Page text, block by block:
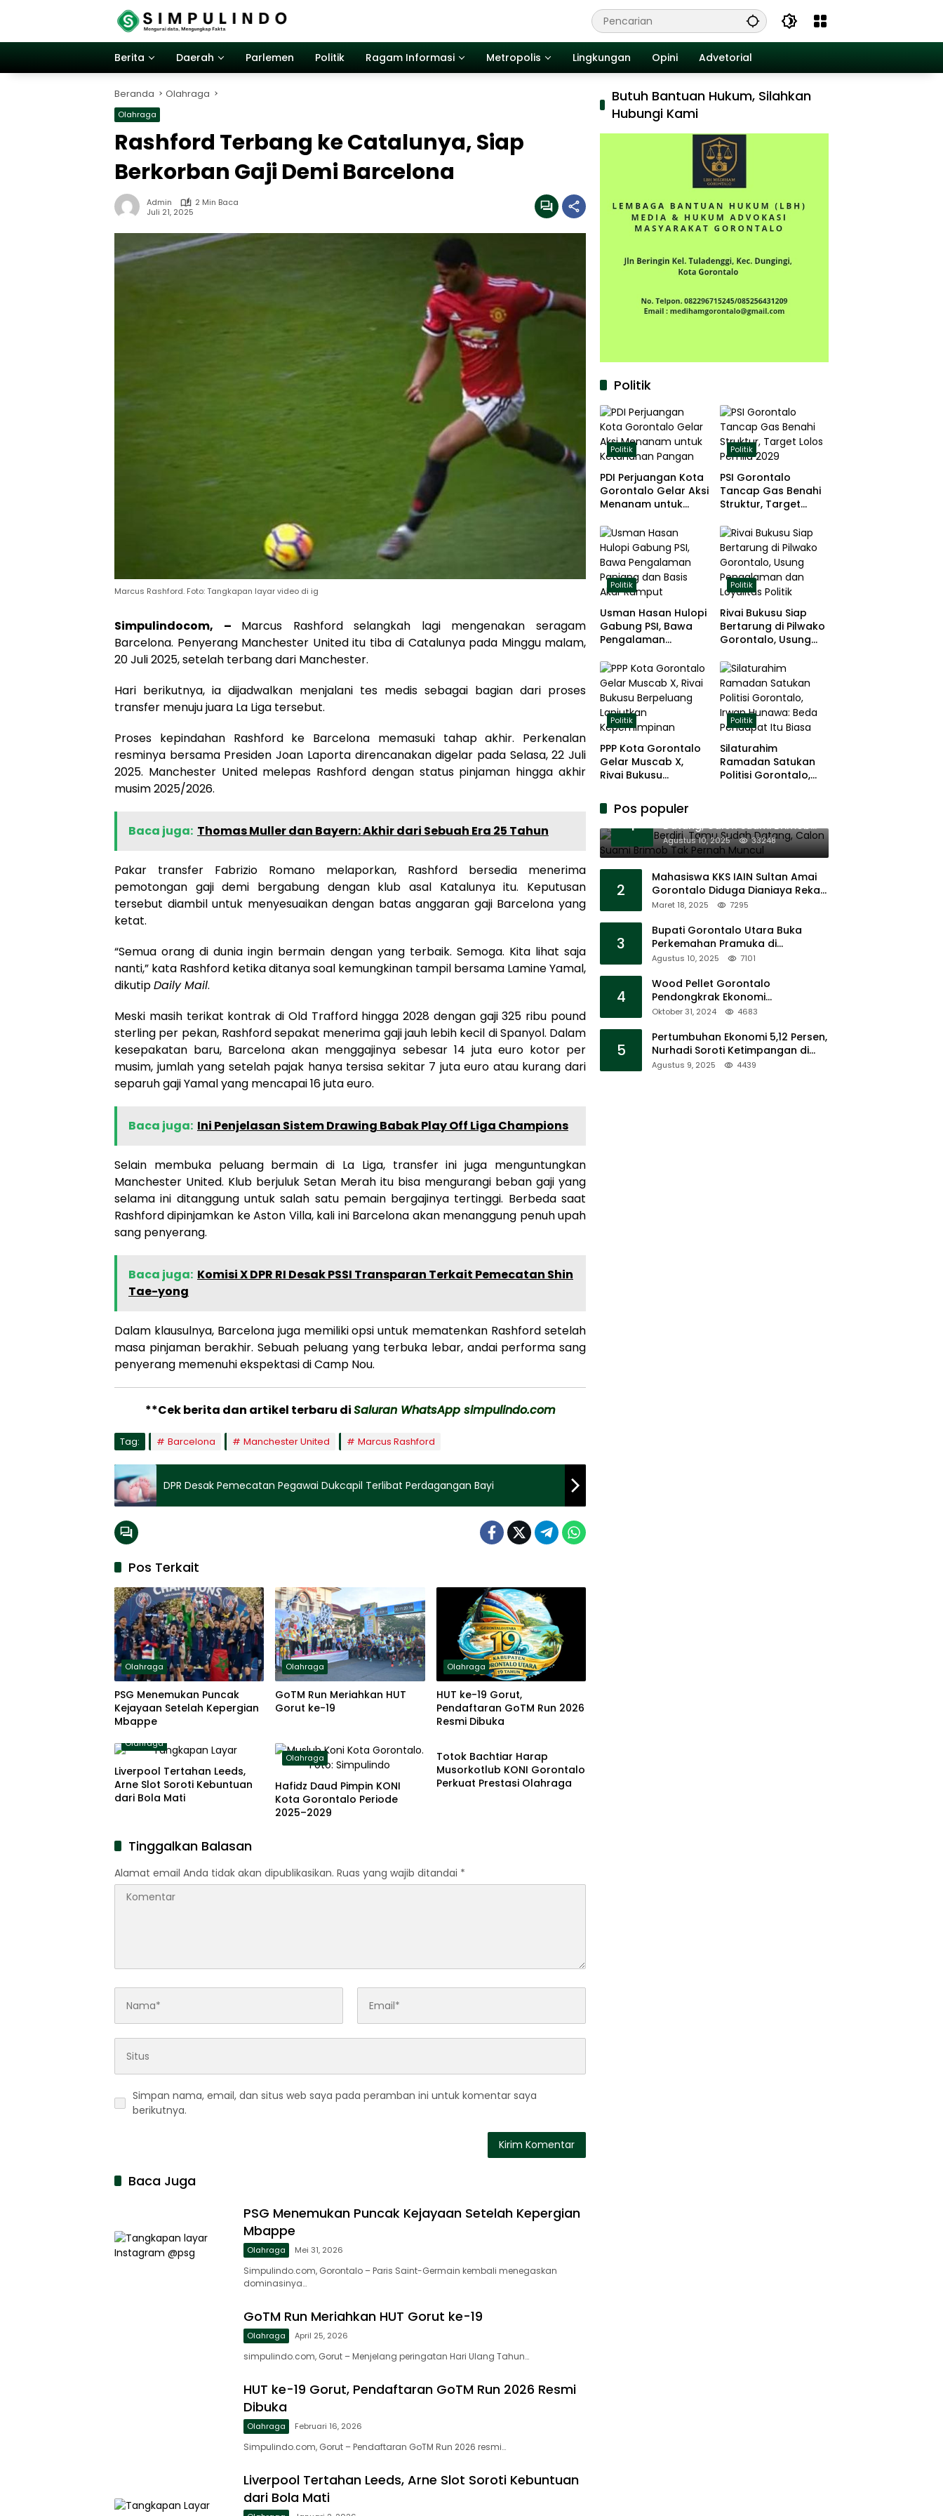
Berita
Daerah Parlemen Politik Ragam Informasi Metropolis Lingkungan Opini Advetorial
Beranda Olahraga
Olahraga
Rashford Terbang ke Catalunya, Siap
Berkorban Gaji Demi Barcelona
Admin
2 Min Baca
Juli 21, 2025
Marcus Rashford. Foto: Tangkapan layar video di ig
Simpulindocom, – Marcus Rashford selangkah lagi mengenakan seragam
Barcelona. Penyerang Manchester United itu tiba di Catalunya pada Minggu malam,
20 Juli 2025, setelah terbang dari Manchester.
Hari berikutnya, ia dijadwalkan menjalani tes medis sebagai bagian dari proses
transfer menuju juara La Liga tersebut.
Proses kepindahan Rashford ke Barcelona memasuki tahap akhir. Perkenalan
resminya bersama Presiden Joan Laporta direncanakan digelar pada Selasa, 22 Juli
2025. Manchester United melepas Rashford dengan status pinjaman hingga akhir
musim 2025/2026.
Baca juga: Thomas Muller dan Bayern: Akhir dari Sebuah Era 25 Tahun
Pakar transfer Fabrizio Romano melaporkan, Rashford bersedia menerima
pemotongan gaji demi bergabung dengan klub asal Katalunya itu. Keputusan
tersebut diambil untuk menyesuaikan dengan batas anggaran gaji Barcelona yang
ketat.
“Semua orang di dunia ingin bermain dengan yang terbaik. Semoga. Kita lihat saja
nanti,” kata Rashford ketika ditanya soal kemungkinan tampil bersama Lamine Yamal,
dikutipDaily Mail.
Meski masih terikat kontrak di Old Trafford hingga 2028 dengan gaji 325 ribu pound
sterling per pekan, Rashford sepakat menerima gaji jauh lebih kecil di Spanyol. Dalam
kesepakatan baru, Barcelona akan menggajinya sebesar 14 juta euro kotor per
musim, jumlah yang setelah pajak hanya tersisa sekitar 7 juta euro atau kurang dari
separuh gaji Yamal yang mencapai 16 juta euro.
Baca juga: Ini Penjelasan Sistem Drawing Babak Play Off Liga Champions
Selain membuka peluang bermain di La Liga, transfer ini juga menguntungkan
Manchester United. Klub berjuluk Setan Merah itu bisa mengurangi beban gaji yang
selama ini ditanggung untuk salah satu pemain bergajinya tertinggi. Berbeda saat
Rashford dipinjamkan ke Aston Villa, kali ini Barcelona akan menanggung penuh upah
sang penyerang.
Baca juga: Komisi X DPR RI Desak PSSI Transparan Terkait Pemecatan Shin
Tae-yong
Dalam klausulnya, Barcelona juga memiliki opsi untuk mematenkan Rashford setelah
masa pinjaman berakhir. Sebuah peluang yang terbuka lebar, andai performa sang
penyerang memenuhi ekspektasi di Camp Nou.
**Cek berita dan artikel terbaru diSaluran WhatsApp simpulindo.com
Tag: Barcelona Manchester United Marcus Rashford
DPR Desak Pemecatan Pegawai Dukcapil Terlibat Perdagangan Bayi
Pos Terkait
Olahraga
PSG Menemukan Puncak
Kejayaan Setelah Kepergian
Mbappe
Olahraga
GoTM Run Meriahkan HUT
Gorut ke-19
Olahraga
HUT ke-19 Gorut,
Pendaftaran GoTM Run 2026
Resmi Dibuka
Olahraga
Liverpool Tertahan Leeds,
Arne Slot Soroti Kebuntuan
dari Bola Mati
Olahraga
Hafidz Daud Pimpin KONI
Kota Gorontalo Periode
2025–2029
Olahraga
Totok Bachtiar Harap
Musorkotlub KONI Gorontalo
Perkuat Prestasi Olahraga
Tinggalkan Balasan
Alamat email Anda tidak akan dipublikasikan. Ruas yang wajib ditandai *
Simpan nama, email, dan situs web saya pada peramban ini untuk komentar saya
berikutnya.
Baca Juga
PSG Menemukan Puncak Kejayaan Setelah Kepergian
Mbappe
Olahraga Mei 31, 2026
Simpulindo.com, Gorontalo – Paris Saint-Germain kembali menegaskan
dominasinya…
GoTM Run Meriahkan HUT Gorut ke-19
Olahraga April 25, 2026
simpulindo.com, Gorut – Menjelang peringatan Hari Ulang Tahun…
HUT ke-19 Gorut, Pendaftaran GoTM Run 2026 Resmi
Dibuka
Olahraga Februari 16, 2026
Simpulindo.com, Gorut – Pendaftaran GoTM Run 2026 resmi…
Liverpool Tertahan Leeds, Arne Slot Soroti Kebuntuan
dari Bola Mati
Butuh Bantuan Hukum, Silahkan
Hubungi Kami
Politik
Politik
PDI Perjuangan Kota
Gorontalo Gelar Aksi
Menanam untuk
Politik
PSI Gorontalo
Tancap Gas Benahi
Struktur, Target
Politik
Usman Hasan Hulopi
Gabung PSI, Bawa
Pengalaman
Akar Rumput
Politik
Rivai Bukusu Siap
Bertarung di Pilwako
Gorontalo, Usung
Loyalitas Politik
Politik
PPP Kota Gorontalo
Gelar Muscab X,
Rivai Bukusu
Lanjutkan
Kepemimpinan
Politik
Silaturahim
Ramadan Satukan
Politisi Gorontalo,
Pos populer
1
11 Tenda Berdiri, Tamu Sudah
Datang, Calon Suami Brimob
Tak Pernah Muncul
Agustus 10, 2025 33248
2
Mahasiswa KKS IAIN Sultan Amai
Gorontalo Diduga Dianiaya Rekan
Sendiri di Popayato Barat
Maret 18, 2025 7295
3
Bupati Gorontalo Utara Buka
Perkemahan Pramuka di
Sumalata
Agustus 10, 2025 7101
4
Wood Pellet Gorontalo
Pendongkrak Ekonomi
Masyarakat Dan Mendorong
Oktober 31, 2024 4683
5
Pertumbuhan Ekonomi 5,12 Persen,
Nurhadi Soroti Ketimpangan di
Lapangan
Agustus 9, 2025 4439